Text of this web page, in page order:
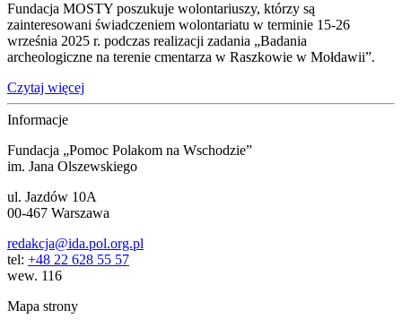
Fundacja MOSTY poszukuje wolontariuszy, którzy są
zainteresowani świadczeniem wolontariatu w terminie 15-26
września 2025 r. podczas realizacji zadania „Badania
archeologiczne na terenie cmentarza w Raszkowie w Mołdawii”.
Czytaj więcej
Informacje
Fundacja „Pomoc Polakom na Wschodzie”
im. Jana Olszewskiego
ul. Jazdów 10A
00-467 Warszawa
redakcja@ida.pol.org.pl
tel: +48 22 628 55 57
wew. 116
Mapa strony